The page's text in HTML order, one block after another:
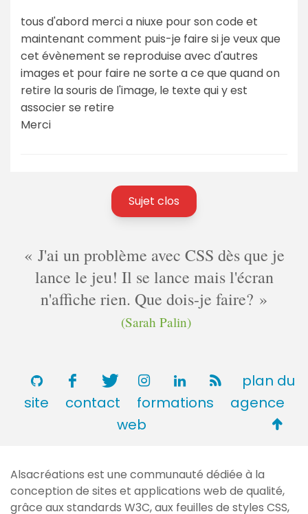
tous d'abord merci a niuxe pour son code et
maintenant comment puis-je faire si je veux que
cet évènement se reproduise avec d'autres
images et pour faire ne sorte a ce que quand on
retire la souris de l'image, le texte qui y est
associer se retire
Merci
Sujet clos
J'ai un problème avec CSS dès que je
lance le jeu! Il se lance mais l'écran
n'affiche rien. Que dois-je faire?
(Sarah Palin)
plan du
site
contact formations
agence
web
de
page
Alsacréations est une communauté dédiée à la
conception de sites et applications web de qualité,
grâce aux standards W3C, aux feuilles de styles CSS,